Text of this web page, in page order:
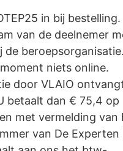
in bij bestelling.
van de deelnemer
de beroepsorganisatie.
niets online.
door VLAIO
betaalt dan € 75,4 op
met vermelding van
van De Experten